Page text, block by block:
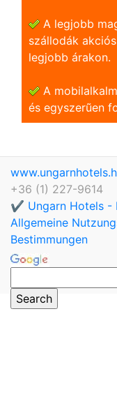
A legjobb
szállodák
legjobb árakon.
A
és egyszerũen
+36 (1) 227-9614
✔️ Ungarn Hotels -
Allgemeine
Bestimmungen